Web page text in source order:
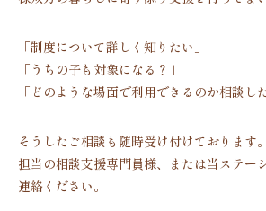
「制度について詳しく知りたい」
「うちの子も対象になる？」
「どのような場面で利用できるのか相談し
そうしたご相談も随時受け付けております。
担当の相談支援専門員様、または当ステー
連絡ください。